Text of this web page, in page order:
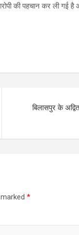
की पहचान कर ली गई है
बिलासपुर के
*